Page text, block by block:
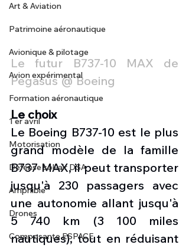
Art & Aviation
Patrimoine aéronautique
Avionique & pilotage
Avion expérimental
Formation aéronautique
1 er avril
Motorisation
Défense sol-air DSA
Amphibie
Drones
Composante ESPACE
Le futur B737-10 MAX de
Pegasus @ Boeing
Le choix
Le Boeing B737-10 est le plus
grand modèle de la famille
B737 MAX, il peut transporter
jusqu'à 230 passagers avec
une autonomie allant jusqu'à
5 740 km (3 100 miles
nautiques), tout en réduisant